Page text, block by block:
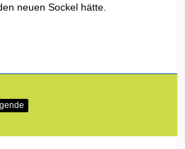
neuen Sockel hätte.